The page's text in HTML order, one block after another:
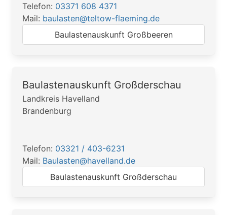
Telefon: 03371 608 4371
Mail: baulasten@teltow-flaeming.de
Baulastenauskunft Großbeeren
Baulastenauskunft Großderschau
Landkreis Havelland
Brandenburg
Telefon: 03321 / 403-6231
Mail: Baulasten@havelland.de
Baulastenauskunft Großderschau